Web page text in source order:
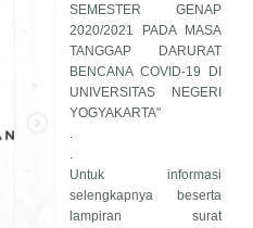
SEMESTER GENAP
2020/2021 PADA MASA
TANGGAP DARURAT
BENCANA COVID-19 DI
UNIVERSITAS NEGERI
YOGYAKARTA"
.
.
Untuk informasi
selengkapnya beserta
lampiran surat